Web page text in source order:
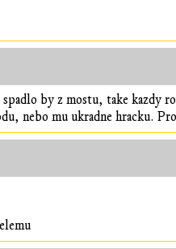
by z mostu, take kazdy
nebo mu ukradne hracku.